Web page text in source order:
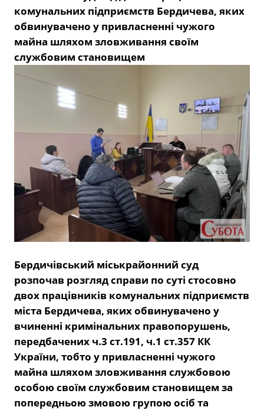
комунальних підприємств Бердичева, яких
обвинувачено у привласненні чужого
майна шляхом зловживання своїм
службовим становищем
Бердичівський міськрайонний суд
розпочав розгляд справи по суті стосовно
двох працівників комунальних підприємств
міста Бердичева, яких обвинувачено у
вчиненні кримінальних правопорушень,
передбачених ч.3 ст.191, ч.1 ст.357 КК
України, тобто у привласненні чужого
майна шляхом зловживання службовою
особою своїм службовим становищем за
попередньою змовою групою осіб та